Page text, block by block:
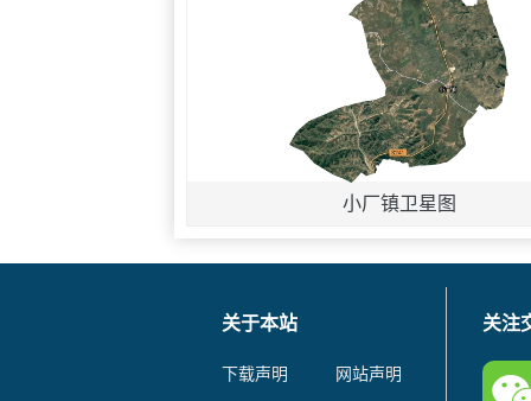
小厂镇卫星图
关于本站
下载声明
网站声明
关注